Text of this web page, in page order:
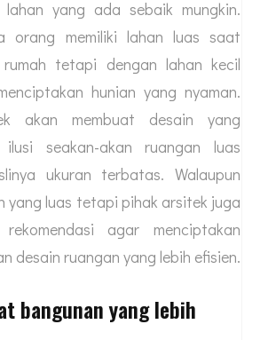
penggunaan lahan
maksimal
desain arsitek terjangkau arsitek
untuk memaksimalkan
lahan yang ada sebaik mungkin.
orang memiliki lahan luas saat
rumah tetapi dengan lahan kecil
hunian yang nyaman.
akan membuat desain yang
ilusi seakan-akan ruangan luas
ukuran terbatas. Walaupun
yang luas tetapi pihak arsitek juga